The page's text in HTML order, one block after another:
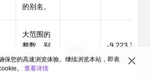
的别名。
大范围的
整数，别
名为
INT8。
-
保您的高速浏览体验。继续浏览本站，即表
。 查看详情